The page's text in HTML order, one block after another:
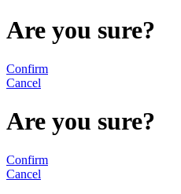
Are you sure?
Confirm
Cancel
Are you sure?
Confirm
Cancel